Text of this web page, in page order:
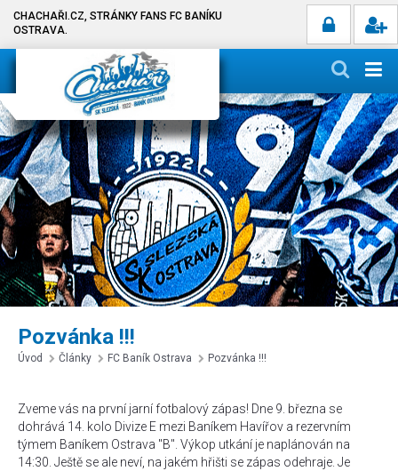
CHACHAŘI.CZ, STRÁNKY FANS FC BANÍKU
OSTRAVA.
Pozvánka !!!
Úvod Články FC Baník Ostrava Pozvánka !!!
Zveme vás na první jarní fotbalový zápas! Dne 9. března se
dohrává 14. kolo Divize E mezi Baníkem Havířov a rezervním
týmem Baníkem Ostrava "B". Výkop utkání je naplánován na
14:30. Ještě se ale neví, na jakém hřišti se zápas odehraje. Je